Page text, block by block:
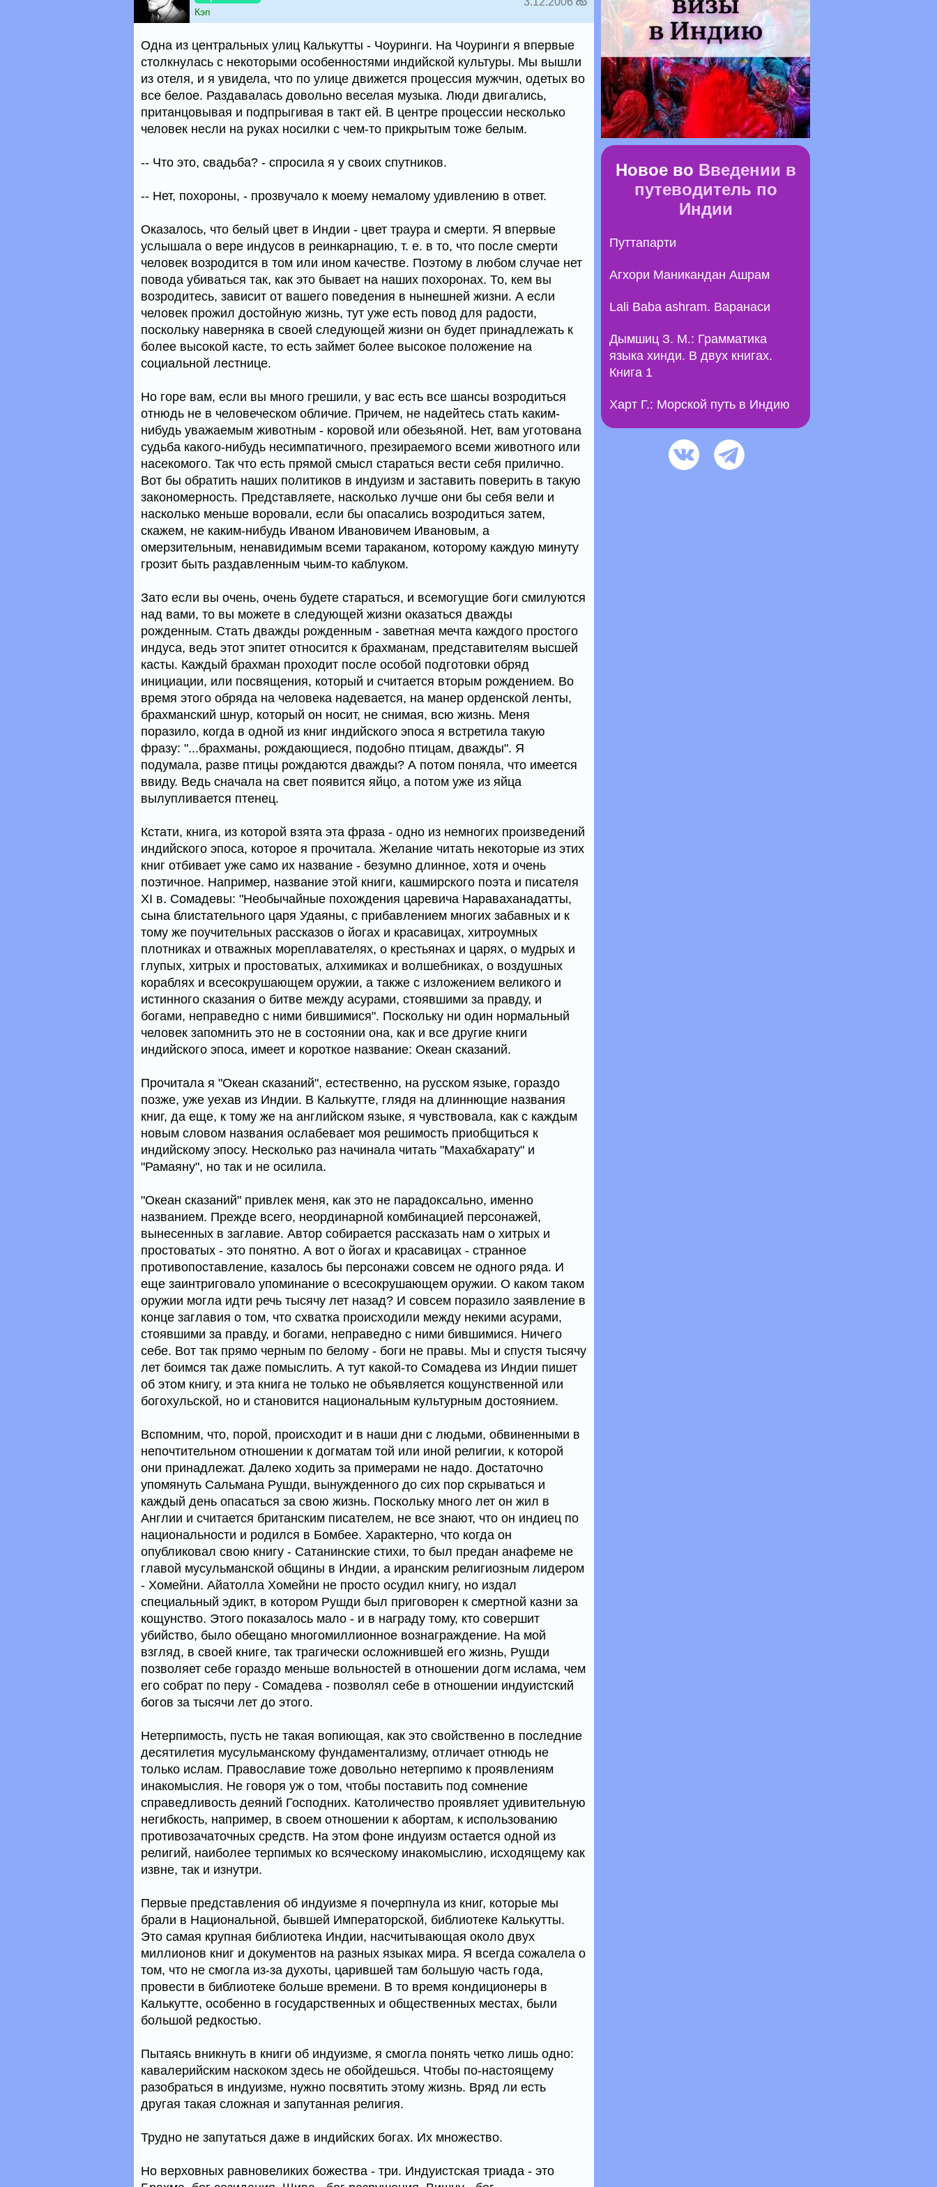
Кэп
Одна из центральных улиц Калькутты - Чоуринги. На Чоуринги я впервые
столкнулась с некоторыми особенностями индийской культуры. Мы вышли
из отеля, и я увидела, что по улице движется процессия мужчин, одетых во
все белое. Раздавалась довольно веселая музыка. Люди двигались,
пританцовывая и подпрыгивая в такт ей. В центре процессии несколько
человек несли на руках носилки с чем-то прикрытым тоже белым.
-- Что это, свадьба? - спросила я у своих спутников.
-- Нет, похороны, - прозвучало к моему немалому удивлению в ответ.
Оказалось, что белый цвет в Индии - цвет траура и смерти. Я впервые
услышала о вере индусов в реинкарнацию, т. е. в то, что после смерти
человек возродится в том или ином качестве. Поэтому в любом случае нет
повода убиваться так, как это бывает на наших похоронах. То, кем вы
возродитесь, зависит от вашего поведения в нынешней жизни. А если
человек прожил достойную жизнь, тут уже есть повод для радости,
поскольку наверняка в своей следующей жизни он будет принадлежать к
более высокой касте, то есть займет более высокое положение на
социальной лестнице.
Но горе вам, если вы много грешили, у вас есть все шансы возродиться
отнюдь не в человеческом обличие. Причем, не надейтесь стать каким-
нибудь уважаемым животным - коровой или обезьяной. Нет, вам уготована
судьба какого-нибудь несимпатичного, презираемого всеми животного или
насекомого. Так что есть прямой смысл стараться вести себя прилично.
Вот бы обратить наших политиков в индуизм и заставить поверить в такую
закономерность. Представляете, насколько лучше они бы себя вели и
насколько меньше воровали, если бы опасались возродиться затем,
скажем, не каким-нибудь Иваном Ивановичем Ивановым, а
омерзительным, ненавидимым всеми тараканом, которому каждую минуту
грозит быть раздавленным чьим-то каблуком.
Зато если вы очень, очень будете стараться, и всемогущие боги смилуются
над вами, то вы можете в следующей жизни оказаться дважды
рожденным. Стать дважды рожденным - заветная мечта каждого простого
индуса, ведь этот эпитет относится к брахманам, представителям высшей
касты. Каждый брахман проходит после особой подготовки обряд
инициации, или посвящения, который и считается вторым рождением. Во
время этого обряда на человека надевается, на манер орденской ленты,
брахманский шнур, который он носит, не снимая, всю жизнь. Меня
поразило, когда в одной из книг индийского эпоса я встретила такую
фразу: "...брахманы, рождающиеся, подобно птицам, дважды". Я
подумала, разве птицы рождаются дважды? А потом поняла, что имеется
ввиду. Ведь сначала на свет появится яйцо, а потом уже из яйца
вылупливается птенец.
Кстати, книга, из которой взята эта фраза - одно из немногих произведений
индийского эпоса, которое я прочитала. Желание читать некоторые из этих
книг отбивает уже само их название - безумно длинное, хотя и очень
поэтичное. Например, название этой книги, кашмирского поэта и писателя
ХI в. Сомадевы: "Необычайные похождения царевича Нараваханадатты,
сына блистательного царя Удаяны, с прибавлением многих забавных и к
тому же поучительных рассказов о йогах и красавицах, хитроумных
плотниках и отважных мореплавателях, о крестьянах и царях, о мудрых и
глупых, хитрых и простоватых, алхимиках и волшебниках, о воздушных
кораблях и всесокрушающем оружии, а также с изложением великого и
истинного сказания о битве между асурами, стоявшими за правду, и
богами, неправедно с ними бившимися". Поскольку ни один нормальный
человек запомнить это не в состоянии она, как и все другие книги
индийского эпоса, имеет и короткое название: Океан сказаний.
Прочитала я "Океан сказаний", естественно, на русском языке, гораздо
позже, уже уехав из Индии. В Калькутте, глядя на длиннющие названия
книг, да еще, к тому же на английском языке, я чувствовала, как с каждым
новым словом названия ослабевает моя решимость приобщиться к
индийскому эпосу. Несколько раз начинала читать "Махабхарату" и
"Рамаяну", но так и не осилила.
"Океан сказаний" привлек меня, как это не парадоксально, именно
названием. Прежде всего, неординарной комбинацией персонажей,
вынесенных в заглавие. Автор собирается рассказать нам о хитрых и
простоватых - это понятно. А вот о йогах и красавицах - странное
противопоставление, казалось бы персонажи совсем не одного ряда. И
еще заинтриговало упоминание о всесокрушающем оружии. О каком таком
оружии могла идти речь тысячу лет назад? И совсем поразило заявление в
конце заглавия о том, что схватка происходили между некими асурами,
стоявшими за правду, и богами, неправедно с ними бившимися. Ничего
себе. Вот так прямо черным по белому - боги не правы. Мы и спустя тысячу
лет боимся так даже помыслить. А тут какой-то Сомадева из Индии пишет
об этом книгу, и эта книга не только не объявляется кощунственной или
богохульской, но и становится национальным культурным достоянием.
Вспомним, что, порой, происходит и в наши дни с людьми, обвиненными в
непочтительном отношении к догматам той или иной религии, к которой
они принадлежат. Далеко ходить за примерами не надо. Достаточно
упомянуть Сальмана Рушди, вынужденного до сих пор скрываться и
каждый день опасаться за свою жизнь. Поскольку много лет он жил в
Англии и считается британским писателем, не все знают, что он индиец по
национальности и родился в Бомбее. Характерно, что когда он
опубликовал свою книгу - Сатанинские стихи, то был предан анафеме не
главой мусульманской общины в Индии, а иранским религиозным лидером
- Хомейни. Айатолла Хомейни не просто осудил книгу, но издал
специальный эдикт, в котором Рушди был приговорен к смертной казни за
кощунство. Этого показалось мало - и в награду тому, кто совершит
убийство, было обещано многомиллионное вознаграждение. На мой
взгляд, в своей книге, так трагически осложнившей его жизнь, Рушди
позволяет себе гораздо меньше вольностей в отношении догм ислама, чем
его собрат по перу - Сомадева - позволял себе в отношении индуистский
богов за тысячи лет до этого.
Нетерпимость, пусть не такая вопиющая, как это свойственно в последние
десятилетия мусульманскому фундаментализму, отличает отнюдь не
только ислам. Православие тоже довольно нетерпимо к проявлениям
инакомыслия. Не говоря уж о том, чтобы поставить под сомнение
справедливость деяний Господних. Католичество проявляет удивительную
негибкость, например, в своем отношении к абортам, к использованию
противозачаточных средств. На этом фоне индуизм остается одной из
религий, наиболее терпимых ко всяческому инакомыслию, исходящему как
извне, так и изнутри.
Первые представления об индуизме я почерпнула из книг, которые мы
брали в Национальной, бывшей Императорской, библиотеке Калькутты.
Это самая крупная библиотека Индии, насчитывающая около двух
миллионов книг и документов на разных языках мира. Я всегда сожалела о
том, что не смогла из-за духоты, царившей там большую часть года,
провести в библиотеке больше времени. В то время кондиционеры в
Калькутте, особенно в государственных и общественных местах, были
большой редкостью.
Пытаясь вникнуть в книги об индуизме, я смогла понять четко лишь одно:
кавалерийским наскоком здесь не обойдешься. Чтобы по-настоящему
разобраться в индуизме, нужно посвятить этому жизнь. Вряд ли есть
другая такая сложная и запутанная религия.
Трудно не запутаться даже в индийских богах. Их множество.
Но верховных равновеликих божества - три. Индуистская триада - это
Новое во Введении в
путеводитель по
Индии
Путтапарти
Агхори Маникандан Ашрам
Lali Baba ashram. Варанаси
Дымшиц З. М.: Грамматика
языка хинди. В двух книгах.
Книга 1
Харт Г.: Морской путь в Индию